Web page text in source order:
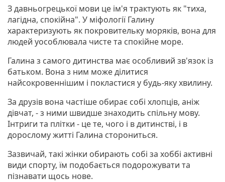
З давньогрецької мови це ім'я трактують як "тиха,
лагідна, спокійна". У міфології Галину
характеризують як покровительку моряків, вона для
людей уособлювала чисте та спокійне море.
Галина з самого дитинства має особливий зв'язок із
батьком. Вона з ним може ділитися
найсокровеннішим і покластися у будь-яку хвилину.
За друзів вона частіше обирає собі хлопців, аніж
дівчат, - з ними швидше знаходить спільну мову.
Інтриги та плітки - це те, чого і в дитинстві, і в
дорослому житті Галина сторониться.
Зазвичай, такі жінки обирають собі за хоббі активні
види спорту, їм подобається подорожувати та
пізнавати щось нове.